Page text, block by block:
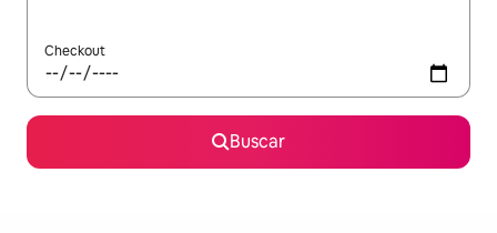
Checkout
Buscar